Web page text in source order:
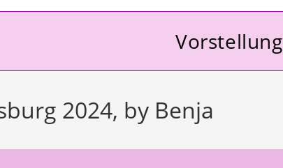
Vorstellung
2024, by Benja